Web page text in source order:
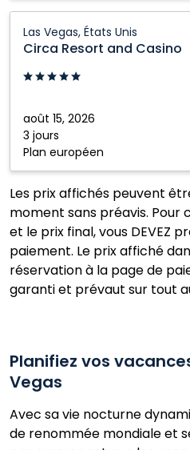
Las Vegas, États Unis
Circa Resort and Casino
août 15, 2026
3 jours
Plan européen
Resort
and
Casino:
Vegas,
États
Unis
Les prix affichés peuvent
moment sans préavis. Pour
et le prix final, vous DEVEZ
paiement. Le prix affiché
réservation à la page de
garanti et prévaut sur tout
Planifiez vos
Vegas
Avec sa vie nocturne
de renommée mondiale et